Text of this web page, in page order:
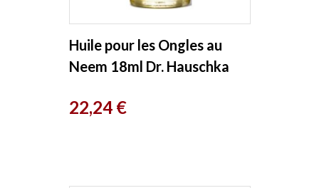
Huile pour les Ongles au
Neem 18ml Dr. Hauschka
Prix
22,24 €